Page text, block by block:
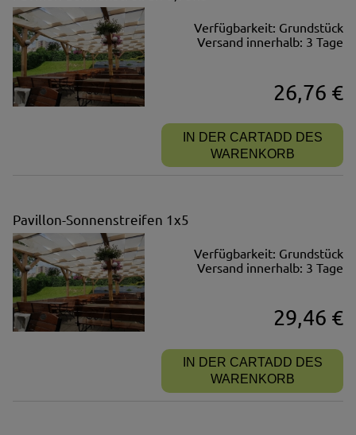
Verfügbarkeit: Grundstück
Versand innerhalb: 3 Tage
26,76 €
IN DER CARTADD DES
WARENKORB
Pavillon-Sonnenstreifen 1x5
Verfügbarkeit: Grundstück
Versand innerhalb: 3 Tage
29,46 €
IN DER CARTADD DES
WARENKORB